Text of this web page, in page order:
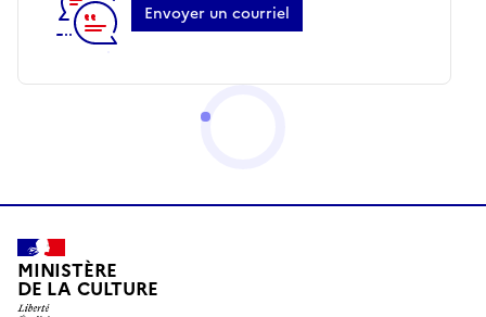
Envoyer un courriel
MINISTÈRE
DE LA CULTURE